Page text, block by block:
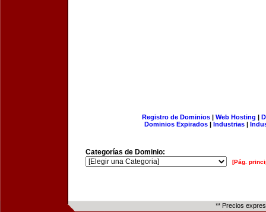
Registro de Dominios| Web Hosting |
Dominios Expirados | Industrias |
Categorías de Dominio:
[Pág.
** Precios